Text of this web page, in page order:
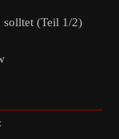
solltet (Teil 1/2)